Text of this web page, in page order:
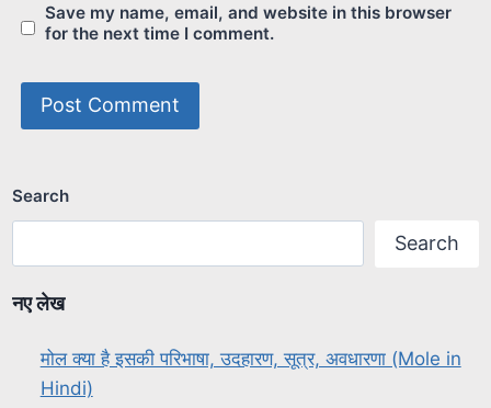
Save my name, email, and website in this browser
for the next time I comment.
Search
Search
नए लेख
मोल क्या है इसकी परिभाषा, उदहारण, सूत्र, अवधारणा (Mole in
Hindi)